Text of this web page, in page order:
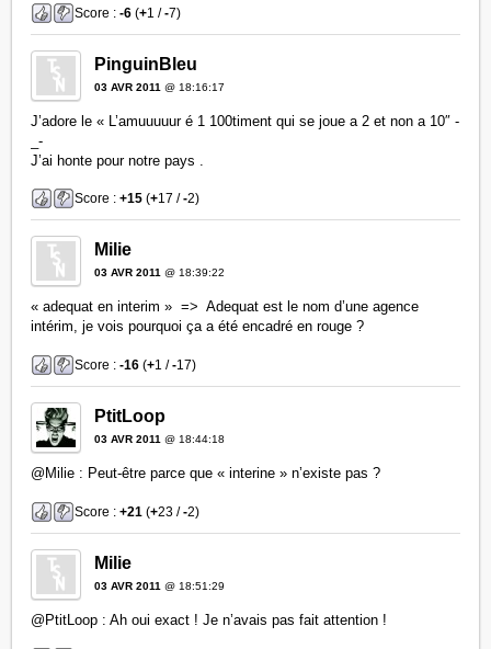
Score :-6 (+1 /-7)
PinguinBleu
03 AVR 2011 @ 18:16:17
J’adore le « L’amuuuuur é 1 100timent qui se joue a 2 et non a 10″ -
_-
J’ai honte pour notre pays .
Score :+15 (+17 /-2)
Milie
03 AVR 2011 @ 18:39:22
« adequat en interim » => Adequat est le nom d’une agence
intérim, je vois pourquoi ça a été encadré en rouge ?
Score :-16 (+1 /-17)
PtitLoop
03 AVR 2011 @ 18:44:18
@Milie : Peut-être parce que « interine » n’existe pas ?
Score :+21 (+23 /-2)
Milie
03 AVR 2011 @ 18:51:29
@PtitLoop : Ah oui exact ! Je n’avais pas fait attention !